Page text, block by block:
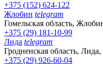
+375 (152) 624-122
Жлобин telegram
Гомельская область,
+375 (29) 181-10-99
Лида telegram
Гродненская область,
+375 (29) 926-60-04